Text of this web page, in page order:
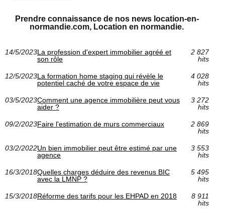
Prendre connaissance de nos news location-en-
normandie.com, Location en normandie.
14/5/2023La profession d'expert immobilier agréé et
son rôle
2 827
hits
12/5/2023La formation home staging qui révèle le
potentiel caché de votre espace de vie
4 028
hits
03/5/2023Comment une agence immobilière peut vous
aider ?
3 272
hits
09/2/2023Faire l'estimation de murs commerciaux
2 869
hits
03/2/2022Un bien immobilier peut être estimé par une
agence
3 553
hits
16/3/2018Quelles charges déduire des revenus BIC
avec la LMNP ?
5 495
hits
15/3/2018Réforme des tarifs pour les EHPAD en 2018
8 911
hits